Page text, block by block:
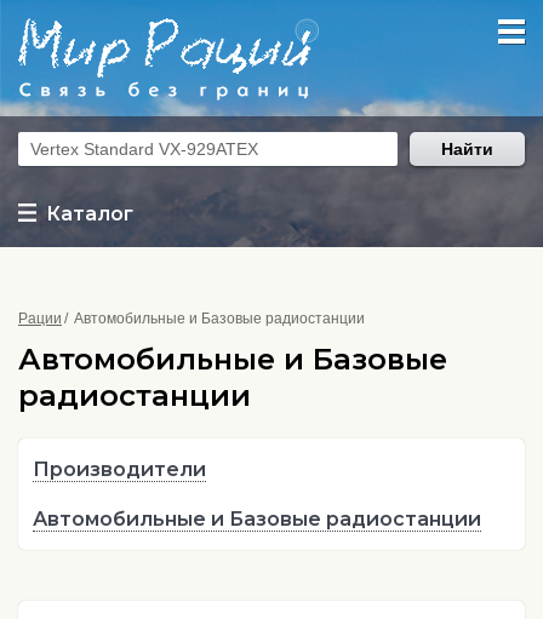
Каталог
Найти
Рации Автомобильные и Базовые радиостанции
Автомобильные и Базовые
радиостанции
Производители
Автомобильные и Базовые радиостанции